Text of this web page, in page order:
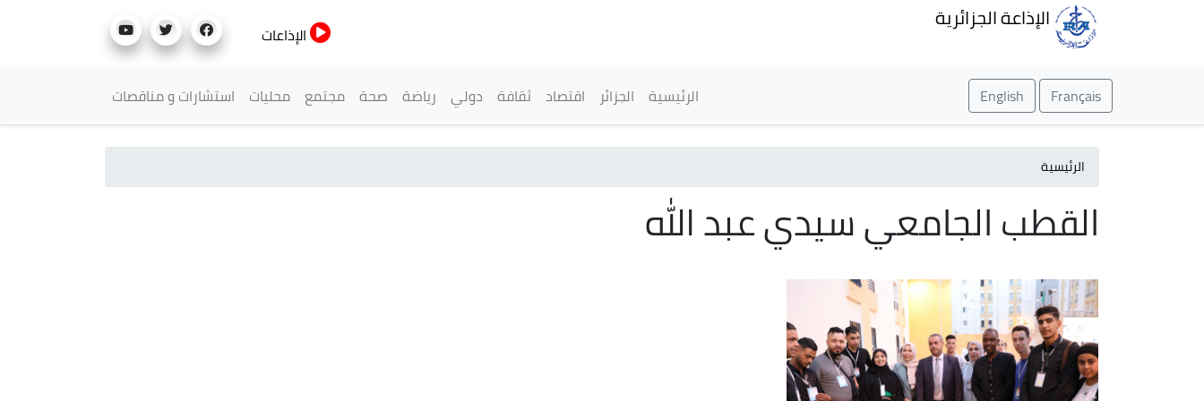
الإذاعة الجزائرية
الإذاعات
Français
English القائمة الرئيسية
الرئيسية الجزائر اقتصاد ثقافة دولي رياضة صحة مجتمع محليات استشارات و مناقصات
الرئيسية
القطب الجامعي سيدي عبد الله